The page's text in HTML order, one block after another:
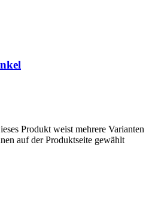
Produkt weist mehrere Varianten
auf der Produktseite gewählt